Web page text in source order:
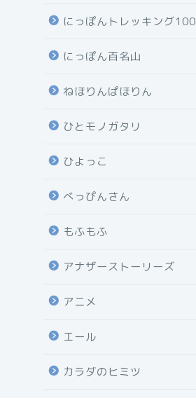
にっぽんトレッキング100
にっぽん百名山
ねほりんぱほりん
ひとモノガタリ
ひよっこ
べっぴんさん
もふもふ
アナザーストーリーズ
アニメ
エール
カラダのヒミツ